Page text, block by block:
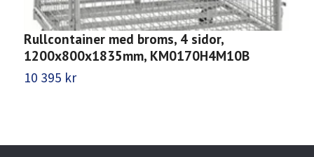
Rullcontainer med broms, 4 sidor,
1200x800x1835mm, KM0170H4M10B
10 395 kr